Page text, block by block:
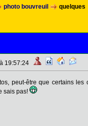
photo bouvreuil
quelques
19:57:24
peut-être que certains
sais pas!